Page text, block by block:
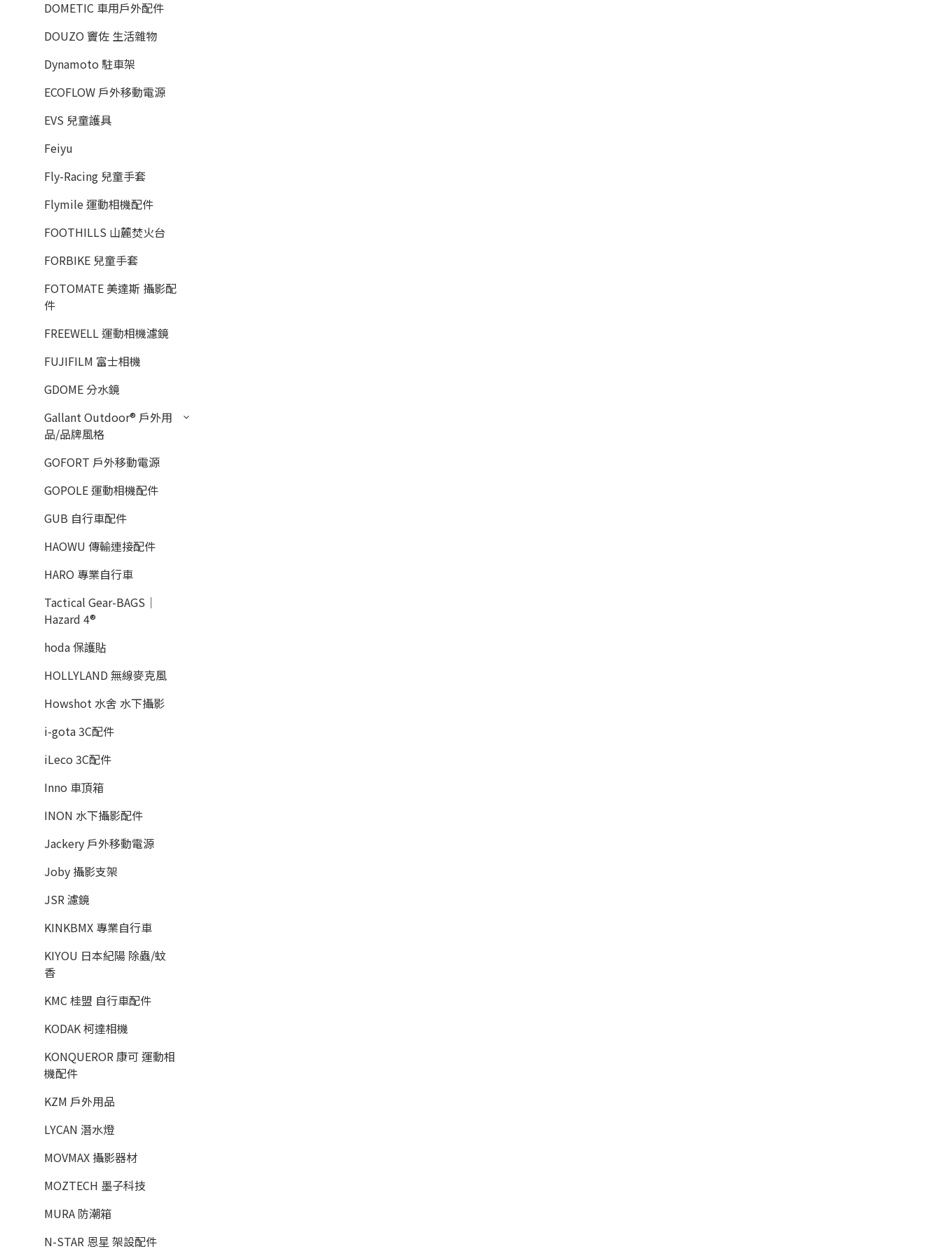
DOMETIC 車用戶外配件
DOUZO 竇佐 生活雜物
Dynamoto 駐車架
ECOFLOW 戶外移動電源
EVS 兒童護具
Feiyu
Fly-Racing 兒童手套
Flymile 運動相機配件
FOOTHILLS 山麓焚火台
FORBIKE 兒童手套
FOTOMATE 美達斯 攝影配
件
FREEWELL 運動相機濾鏡
FUJIFILM 富士相機
GDOME 分水鏡
Gallant Outdoor®️ 戶外用
品/品牌風格
GOFORT 戶外移動電源
GOPOLE 運動相機配件
GUB 自行車配件
HAOWU 傳輸連接配件
HARO 專業自行車
Tactical Gear-BAGS｜
Hazard 4®
hoda 保護貼
HOLLYLAND 無線麥克風
Howshot 水舍 水下攝影
i-gota 3C配件
iLeco 3C配件
Inno 車頂箱
INON 水下攝影配件
Jackery 戶外移動電源
Joby 攝影支架
JSR 濾鏡
KINKBMX 專業自行車
KIYOU 日本紀陽 除蟲/蚊
香
KMC 桂盟 自行車配件
KODAK 柯達相機
KONQUEROR 康可 運動相
機配件
KZM 戶外用品
LYCAN 潛水燈
MOVMAX 攝影器材
MOZTECH 墨子科技
MURA 防潮箱
N-STAR 恩星 架設配件